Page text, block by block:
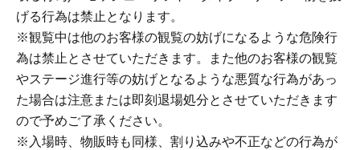
げる行為は禁止となります。
※観覧中は他のお客様の観覧の妨げになるような危険行
為は禁止とさせていただきます。また他のお客様の観覧
やステージ進行等の妨げとなるような悪質な行為があっ
た場合は注意または即刻退場処分とさせていただきます
ので予めご了承ください。
※入場時、物販時も同様、割り込みや不正などの行為が